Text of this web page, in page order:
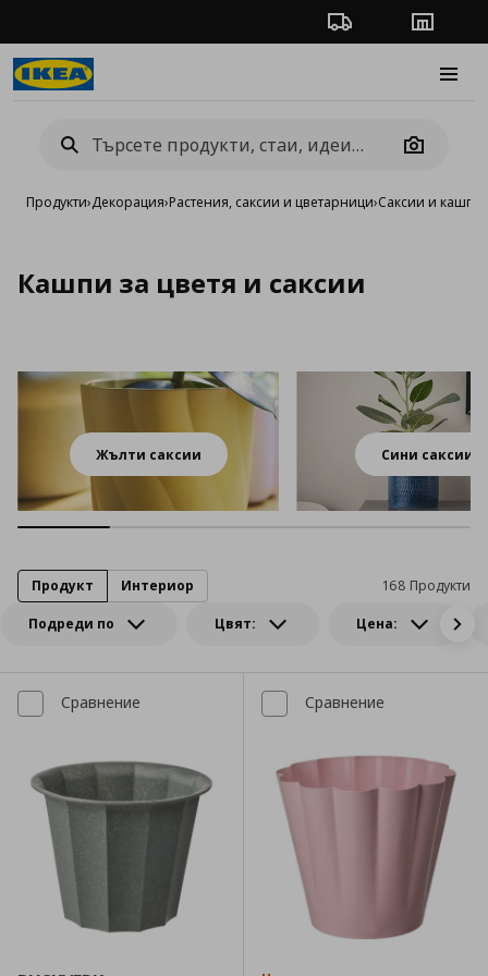
Проследяване на
Camera
Продукти›Декорация›Растения, саксии и цветарници›Саксии и кашпи
Кашпи за цветя и саксии
Жълти саксии Сини саксии
Подреди по Цвят: Цена:
168 Продукти
Продукт Интериор
Сравнение Сравнение